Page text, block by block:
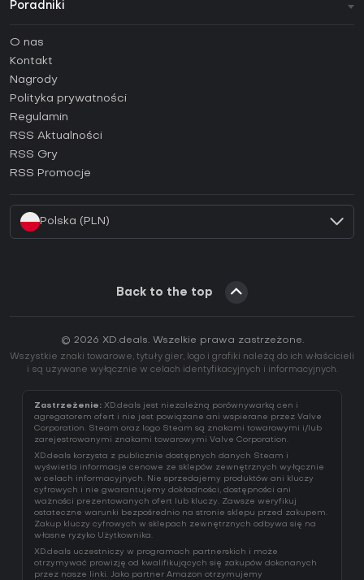
Poradniki
Poradniki
Jak aktywować klucz Steam (CD Key)?
Jak aktywować klucz Epic Games (CD Key)?
Jak aktywować klucz GOG (CD Key)?
Jak aktywować klucz Ubisoft Connect (CD Key)?
O nas
Kontakt
Nagrody
Polityka prywatności
Regulamin
RSS Aktualności
RSS Gry
RSS Promocje
Polska (PLN)
Back to the top
© 2026 XD.deals. Wszelkie prawa zastrzeżone.
Wszystkie znaki towarowe, tytuły gier, logo i grafiki należą do ich właścicieli
i są używane wyłącznie w celach identyfikacyjnych i informacyjnych.
Zastrzeżenie: XD.deals jest niezależną porównywarką cen i
agregatorem ofert i nie jest powiązane ani wspierane przez Valve
Corporation. Steam oraz logo Steam są znakami towarowymi i/lub
zarejestrowanymi znakami towarowymi Valve Corporation.
XD.deals korzysta z publicznie dostępnych danych Steam i
wyświetla informacje cenowe ze sklepów zewnętrznych wyłącznie
w celach informacyjnych. Nie sprzedajemy produktów ani kluczy
cyfrowych i nie gwarantujemy dokładności, dostępności ani
ważności prezentowanych ofert lub kluczy. Zawsze weryfikuj
ostateczne warunki bezpośrednio na stronie sklepu przed zakupem.
Zakup kluczy cyfrowych w sklepach zewnętrznych odbywa się na
własne ryzyko Użytkownika.
XD.deals uczestniczy w programach partnerskich i może
otrzymywać prowizję od kwalifikujących się zakupów dokonanych
przez nasze linki. Jako partner Amazon otrzymujemy